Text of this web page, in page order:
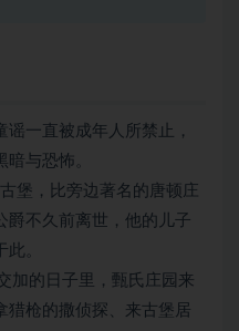
一直被成年人所禁止，
与恐怖。
堡，比旁边著名的唐顿庄
爵不久前离世，他的儿子
。
加的日子里，甄氏庄园来
猎枪的撒侦探、来古堡居